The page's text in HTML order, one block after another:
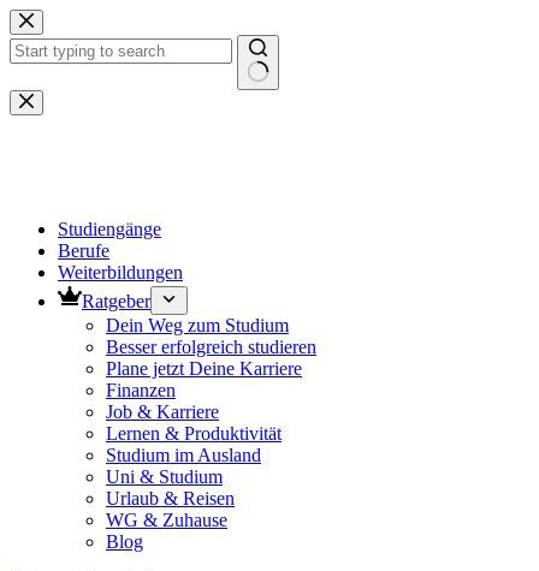
Zum
Inhalt
springen
Keine
Ergebnisse
Studiengänge
Berufe
Weiterbildungen
Ratgeber
Dein Weg zum Studium
Besser erfolgreich studieren
Plane jetzt Deine Karriere
Finanzen
Job & Karriere
Lernen & Produktivität
Studium im Ausland
Uni & Studium
Urlaub & Reisen
WG & Zuhause
Blog